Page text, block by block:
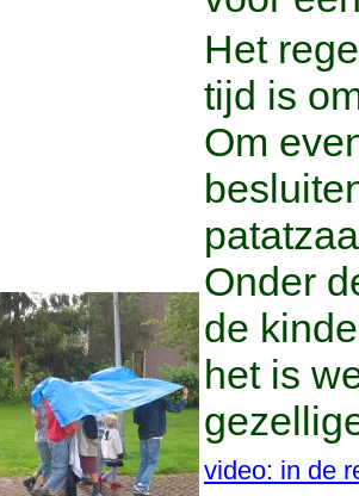
Het
tijd is
Om
Onder
de
het is
video: in de